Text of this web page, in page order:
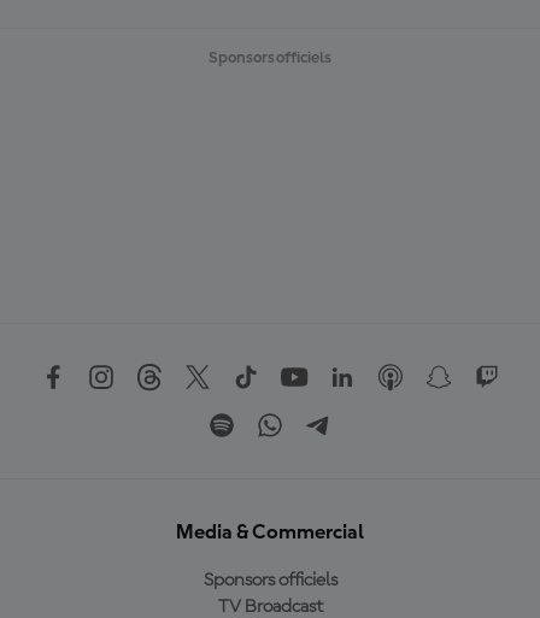
Sponsors officiels
Media & Commercial
Sponsors officiels
TV Broadcast